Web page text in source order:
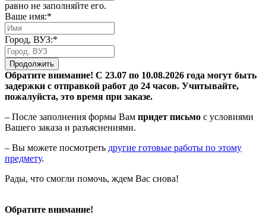
равно не заполняйте его.
Ваше имя:*
Город, ВУЗ:*
Продолжить
Обратите внимание! С 23.07 по 10.08.2026 года могут быть
задержки с отправкой работ до 24 часов. Учитывайте,
пожалуйста, это время при заказе.
– После заполнения формы Вам придет письмо с условиями
Вашего заказа и разъяснениями.
– Вы можете посмотреть другие готовые работы по этому
предмету.
Рады, что смогли помочь, ждем Вас снова!
Обратите внимание!